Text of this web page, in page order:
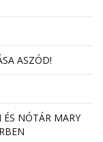
ASZÓD!
ÉS NÓTÁR MARY